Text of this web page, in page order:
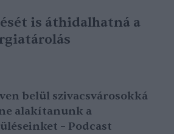
is áthidalhatná a
belül szivacsvárosokká
alakítanunk a
– Podcast